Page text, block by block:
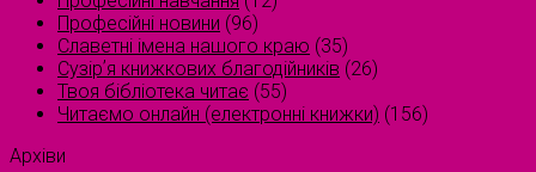
Професійні новини (96)
Славетні імена нашого краю (35)
Сузірʼя книжкових благодійників (26)
Твоя бібліотека читає (55)
Читаємо онлайн (електронні книжки) (156)
Архіви